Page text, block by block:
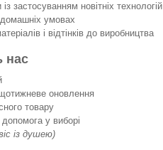
застосуванням новітніх технологій
умовах
і відтінків до виробництва
нас
оновлення
товару
допомога у виборі
із душею)